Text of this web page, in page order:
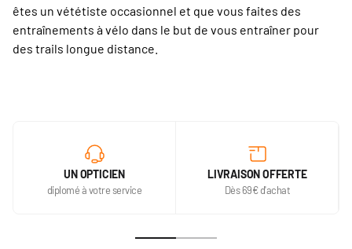
êtes un vététiste occasionnel et que vous faites des
entraînements à vélo dans le but de vous entraîner pour
des trails longue distance.
UN OPTICIEN
diplomé à votre service
LIVRAISON OFFERTE
Dès 69€ d'achat